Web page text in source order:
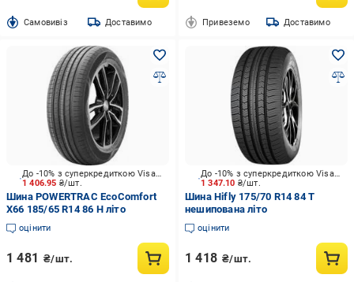
Cамовивіз Доставимо Привеземо Доставимо
1 406.95 ₴/шт.
До -10% з суперкредиткою Visa Вигода
Шина POWERTRAC EcoComfort
X66 185/65 R14 86 H літо
оцінити
1 481 ₴/шт.
1 347.10 ₴/шт.
До -10% з суперкредиткою Visa Вигода
Шина Hifly 175/70 R14 84 T
нешипована літо
оцінити
1 418 ₴/шт.